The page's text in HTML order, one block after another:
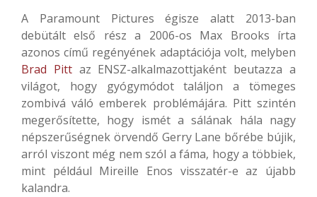
A Paramount Pictures égisze alatt 2013-ban
debütált első rész a 2006-os Max Brooks írta
azonos című regényének adaptációja volt, melyben
Brad Pittaz ENSZ-alkalmazottjaként beutazza a
világot, hogy gyógymódot találjon a tömeges
zombivá váló emberek problémájára. Pitt szintén
megerősítette, hogy ismét a sálának hála nagy
népszerűségnek örvendő Gerry Lane bőrébe bújik,
arról viszont még nem szól a fáma, hogy a többiek,
mint például Mireille Enos visszatér-e az újabb
kalandra.